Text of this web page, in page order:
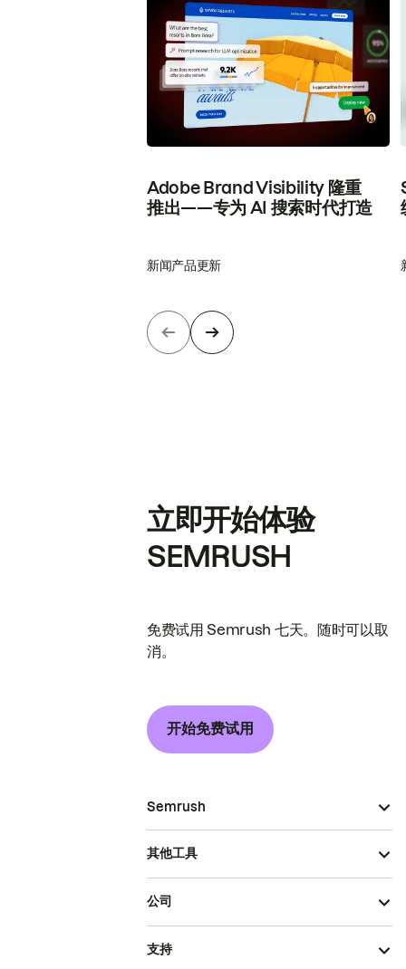
Adobe Brand Visibility 隆重
推出——专为 AI 搜索时代打造
新闻产品更新
立即开始体验
SEMRUSH
免费试用 Semrush 七天。随时可以取
消。
开始免费试用
Semrush
其他工具
公司
支持